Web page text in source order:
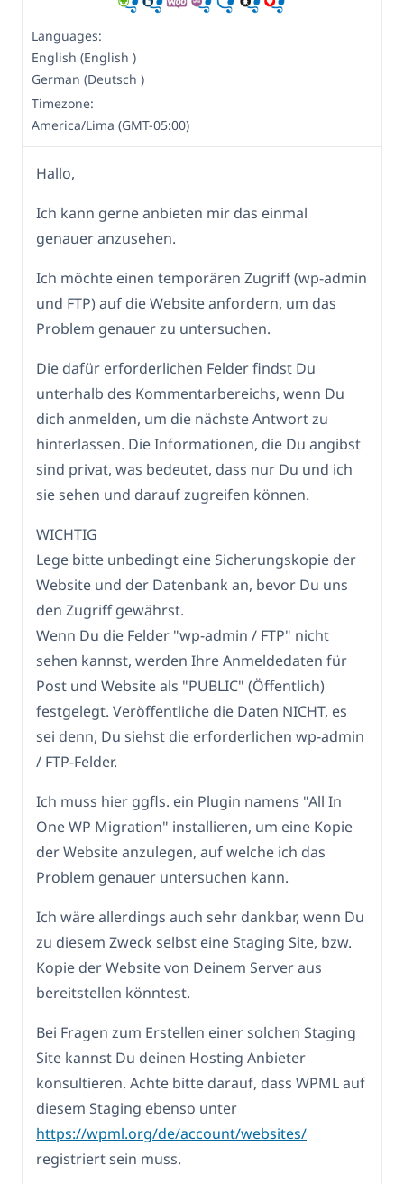
Languages:
English (English )
German (Deutsch )
Timezone:
America/Lima (GMT-05:00)
Hallo,
Ich kann gerne anbieten mir das einmal
genauer anzusehen.
Ich möchte einen temporären Zugriff (wp-admin
und FTP) auf die Website anfordern, um das
Problem genauer zu untersuchen.
Die dafür erforderlichen Felder findst Du
unterhalb des Kommentarbereichs, wenn Du
dich anmelden, um die nächste Antwort zu
hinterlassen. Die Informationen, die Du angibst
sind privat, was bedeutet, dass nur Du und ich
sie sehen und darauf zugreifen können.
WICHTIG
Lege bitte unbedingt eine Sicherungskopie der
Website und der Datenbank an, bevor Du uns
den Zugriff gewährst.
Wenn Du die Felder "wp-admin / FTP" nicht
sehen kannst, werden Ihre Anmeldedaten für
Post und Website als "PUBLIC" (Öffentlich)
festgelegt. Veröffentliche die Daten NICHT, es
sei denn, Du siehst die erforderlichen wp-admin
/ FTP-Felder.
Ich muss hier ggfls. ein Plugin namens "All In
One WP Migration" installieren, um eine Kopie
der Website anzulegen, auf welche ich das
Problem genauer untersuchen kann.
Ich wäre allerdings auch sehr dankbar, wenn Du
zu diesem Zweck selbst eine Staging Site, bzw.
Kopie der Website von Deinem Server aus
bereitstellen könntest.
Bei Fragen zum Erstellen einer solchen Staging
Site kannst Du deinen Hosting Anbieter
konsultieren. Achte bitte darauf, dass WPML auf
diesem Staging ebenso unter
https://wpml.org/de/account/websites/
registriert sein muss.